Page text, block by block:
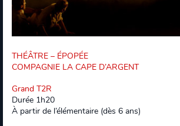
THÉÂTRE – ÉPOPÉE
COMPAGNIE LA CAPE D’ARGENT
Grand T2R
Durée 1h20
À partir de l’élémentaire (dès 6 ans)